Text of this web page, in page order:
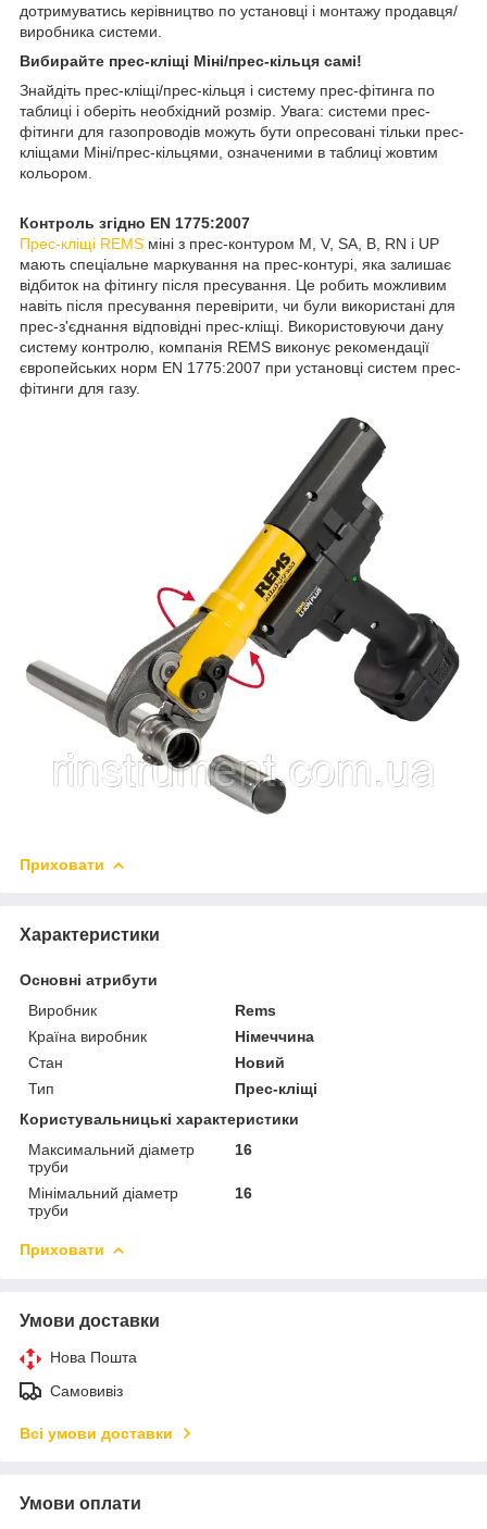
дотримуватись керівництво по установці і монтажу продавця/
виробника системи.
Вибирайте прес-кліщі Міні/прес-кільця самі!
Знайдіть прес-кліщі/прес-кільця і систему прес-фітинга по
таблиці і оберіть необхідний розмір. Увага: системи прес-
фітинги для газопроводів можуть бути опресовані тільки прес-
кліщами Міні/прес-кільцями, означеними в таблиці жовтим
кольором.
Контроль згідно EN 1775:2007
Прес-кліщі REMS міні з прес-контуром M, V, SA, B, RN і UP
мають спеціальне маркування на прес-контурі, яка залишає
відбиток на фітингу після пресування. Це робить можливим
навіть після пресування перевірити, чи були використані для
прес-з'єднання відповідні прес-кліщі. Використовуючи дану
систему контролю, компанія REMS виконує рекомендації
європейських норм EN 1775:2007 при установці систем прес-
фітинги для газу.
Приховати
Характеристики
Основні атрибути
Виробник
Rems
Країна виробник
Німеччина
Стан
Новий
Тип
Прес-кліщі
Користувальницькі характеристики
Максимальний діаметр
труби
16
Мінімальний діаметр
труби
16
Приховати
Умови доставки
Нова Пошта
Самовивіз
Всі умови доставки
Умови оплати